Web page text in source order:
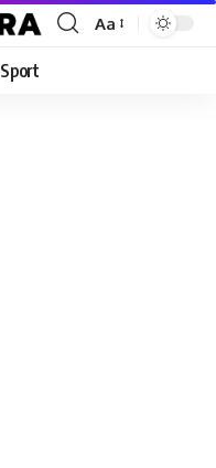
Font
Aa
Sport